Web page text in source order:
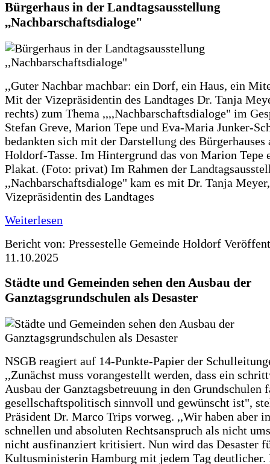
Bürgerhaus in der Landtagsausstellung
,,Nachbarschaftsdialoge"
,,Guter Nachbar machbar: ein Dorf, ein Haus, ein
Mit der Vizepräsidentin des Landtages Dr. Tanja
rechts) zum Thema ,,,,Nachbarschaftsdialoge" im
Stefan Greve, Marion Tepe und Eva-Maria Junker-
bedankten sich mit der Darstellung des Bürgerhauses
Holdorf-Tasse. Im Hintergrund das von Marion Tepe
Plakat. (Foto: privat) Im Rahmen der
,,Nachbarschaftsdialoge" kam es mit Dr. Tanja Meyer,
Vizepräsidentin des Landtages
Weiterlesen
Bericht von: Pressestelle Gemeinde Holdorf
11.10.2025
Städte und Gemeinden sehen den Ausbau der
Ganztagsgrundschulen als Desaster
NSGB reagiert auf 14-Punkte-Papier der
,,Zunächst muss vorangestellt werden, dass ein
Ausbau der Ganztagsbetreuung in den Grundschulen
gesellschaftspolitisch sinnvoll und gewünscht ist",
Präsident Dr. Marco Trips vorweg. ,,Wir haben aber
schnellen und absoluten Rechtsanspruch als nicht
nicht ausfinanziert kritisiert. Nun wird das Desaster
Kultusministerin Hamburg mit jedem Tag deutlicher.